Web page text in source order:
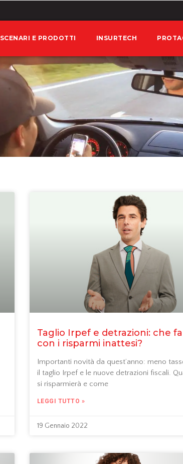
SCENARI E PRODOTTI INSURTECH
Taglio Irpef e detrazioni: che
con i risparmi inattesi?
Importanti novità da quest’anno: meno
il taglio Irpef e le nuove detrazioni fiscali.
si risparmierà e come
LEGGI TUTTO »
19 Gennaio 2022